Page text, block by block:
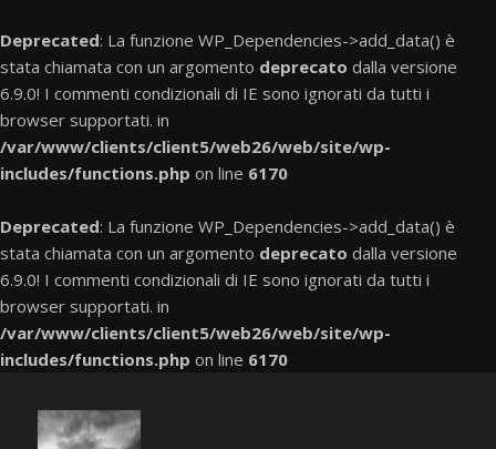
Deprecated: La funzione WP_Dependencies->add_data() è
stata chiamata con un argomento deprecato dalla versione
6.9.0! I commenti condizionali di IE sono ignorati da tutti i
browser supportati. in
/var/www/clients/client5/web26/web/site/wp-
includes/functions.php on line 6170
Deprecated: La funzione WP_Dependencies->add_data() è
stata chiamata con un argomento deprecato dalla versione
6.9.0! I commenti condizionali di IE sono ignorati da tutti i
browser supportati. in
/var/www/clients/client5/web26/web/site/wp-
includes/functions.php on line 6170